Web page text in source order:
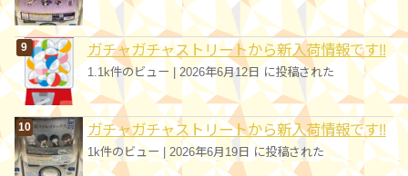
ガチャガチャストリートから新入荷情報です!!
1.1k件のビュー |2026年6月12日 に投稿された
ガチャガチャストリートから新入荷情報です!!
1k件のビュー| 2026年6月19日 に投稿された